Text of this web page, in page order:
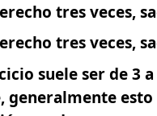
tres veces,
tres veces,
suele ser de 3
generalmente